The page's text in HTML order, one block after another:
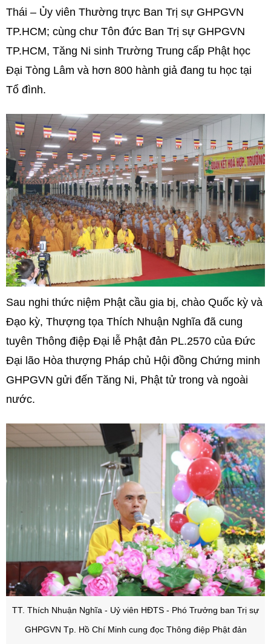
Thái – Ủy viên Thường trực Ban Trị sự GHPGVN
TP.HCM; cùng chư Tôn đức Ban Trị sự GHPGVN
TP.HCM, Tăng Ni sinh Trường Trung cấp Phật học
Đại Tòng Lâm và hơn 800 hành giả đang tu học tại
Tổ đình.
Sau nghi thức niệm Phật cầu gia bị, chào Quốc kỳ và
Đạo kỳ, Thượng tọa Thích Nhuận Nghĩa đã cung
tuyên Thông điệp Đại lễ Phật đản PL.2570 của Đức
Đại lão Hòa thượng Pháp chủ Hội đồng Chứng minh
GHPGVN gửi đến Tăng Ni, Phật tử trong và ngoài
nước.
TT. Thích Nhuận Nghĩa - Uỷ viên HĐTS - Phó Trưởng ban Trị sự
GHPGVN Tp. Hồ Chí Minh cung đọc Thông điệp Phật đản